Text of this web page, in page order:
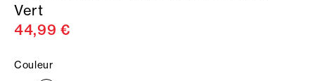
Vert
44,99 €
Couleur